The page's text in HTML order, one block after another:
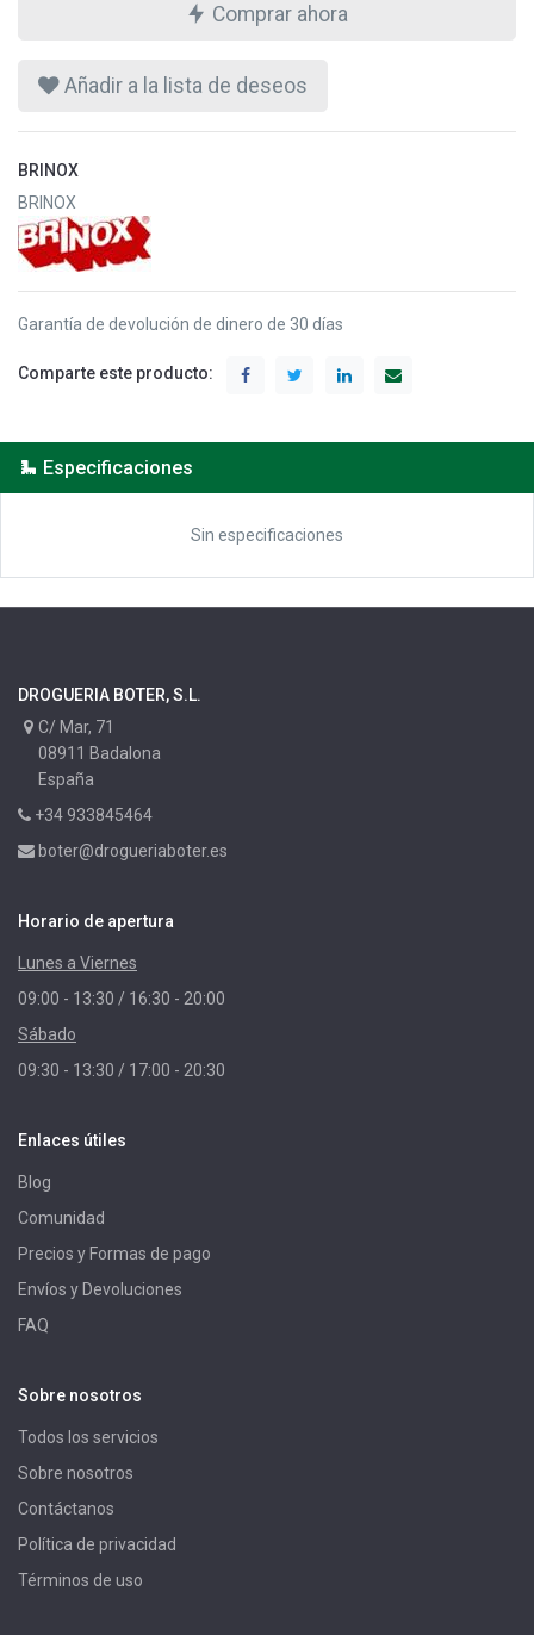
Comprar ahora
Añadir a la lista de deseos
BRINOX
BRINOX
Garantía de devolución de dinero de 30 días
Comparte este producto:
Especificaciones
Sin especificaciones
DROGUERIA BOTER, S.L.
C/ Mar, 71
08911 Badalona
España
+34 933845464
boter@drogueriaboter.es
Horario de apertura
Lunes a Viernes
09:00 - 13:30 / 16:30 - 20:00
Sábado
09:30 - 13:30 / 17:00 - 20:30
Enlaces útiles
Blog
Comunidad
Precios y Formas de pago
Envíos y Devoluciones
FAQ
Sobre nosotros
Todos los servicios
Sobre nosotros
Contáctanos
Política de privacidad
Términos de uso